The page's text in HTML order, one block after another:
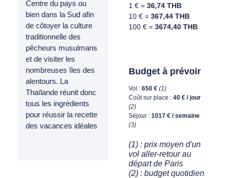
Centre du pays ou
bien dans la Sud afin
de côtoyer la culture
traditionnelle des
pêcheurs musulmans
et de visiter les
nombreuses îles des
alentours. La
Thaïlande réunit donc
tous les ingrédients
pour réussir la recette
des vacances idéales
1 € = 36,74 THB
10 € = 367,44 THB
100 € = 3674,40 THB
Budget à prévoir
Vol : 650 € (1)
Coût sur place : 40 € / jour
(2)
Séjour : 1017 € / semaine
(3)
(1) : prix moyen d'un
vol aller-retour au
départ de Paris
(2) : budget quotidien